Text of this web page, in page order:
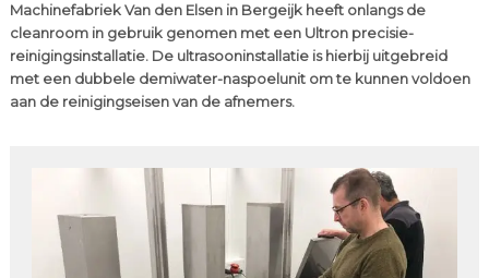
Machinefabriek Van den Elsen in Bergeijk heeft onlangs de
cleanroom in gebruik genomen met een Ultron precisie-
reinigingsinstallatie. De ultrasooninstallatie is hierbij uitgebreid
met een dubbele demiwater-naspoelunit om te kunnen voldoen
aan de reinigingseisen van de afnemers.